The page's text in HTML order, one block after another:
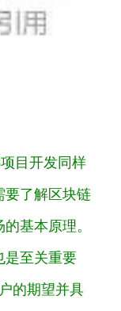
目开发同样
要了解区块链
基本原理。
是至关重要
的期望并具